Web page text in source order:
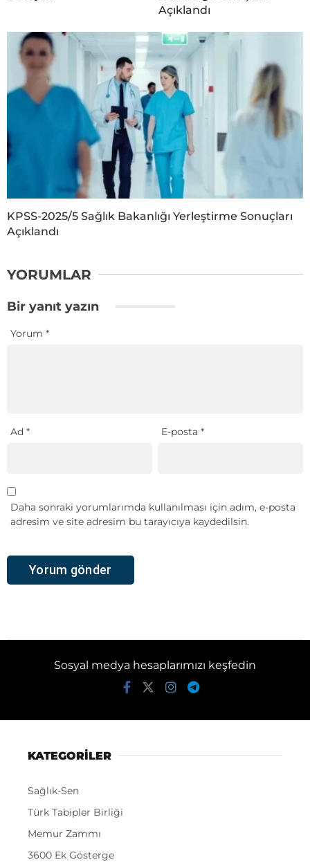
Açıklandı
KPSS-2025/5 Sağlık Bakanlığı Yerleştirme Sonuçları
Açıklandı
YORUMLAR
Bir yanıt yazın
Yorum *
Ad * E-posta*
Daha sonraki yorumlarımda kullanılması için adım, e-posta
adresim ve site adresim bu tarayıcıya kaydedilsin.
Sosyal medya hesaplarımızı keşfedin
KATEGORİLER
Sağlık-Sen
Türk Tabipler Birliği
Memur Zammı
3600 Ek Gösterge